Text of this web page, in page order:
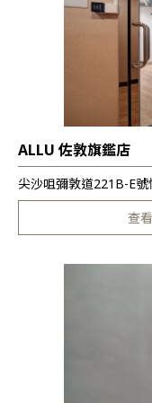
ALLU 佐敦旗鑑店
尖沙咀彌敦道221B-E
查